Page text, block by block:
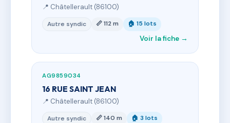
📍 Châtellerault (86100)
Autre syndic 📏 112 m 🏠 15 lots
Voir la fiche →
AG9859034
16 RUE SAINT JEAN
📍 Châtellerault (86100)
Autre syndic 📏 140 m 🏠 3 lots